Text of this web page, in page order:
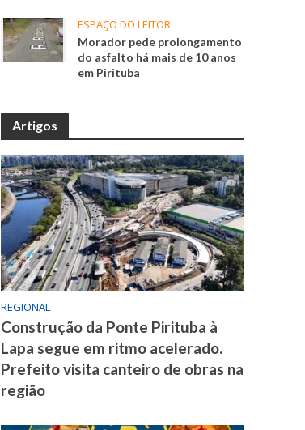
ESPAÇO DO LEITOR
Morador pede prolongamento
do asfalto há mais de 10 anos
em Pirituba
Artigos
REGIONAL
Construção da Ponte Pirituba à
Lapa segue em ritmo acelerado.
Prefeito visita canteiro de obras na
região